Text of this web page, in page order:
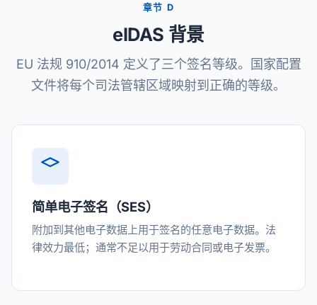
章节 D
eIDAS 背景
EU 法规 910/2014 定义了三个签名等级。国家配置
文件将每个司法管辖区域映射到正确的等级。
简单电子签名（SES）
附加到其他电子数据上用于签名的任意电子数据。法
律效力最低；通常不足以用于劳动合同或电子发票。